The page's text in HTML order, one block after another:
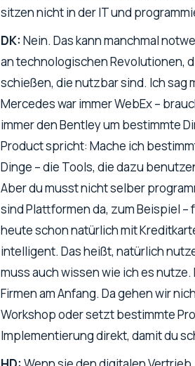
sitzen nicht in der IT und
DK: Nein. Das kann manchmal
an technologischen Revolutionen,
schießen, die nutzbar sind. Ich sag
Mercedes war immer WebEx –
immer den Bentley um bestimmte
Product spricht: Mache ich
Dinge – die Tools, die dazu
Aber du musst nicht selber
sind Plattformen da, zum Beispiel –
heute schon natürlich mit
intelligent. Das heißt, natürlich
muss auch wissen wie ich es
Firmen am Anfang. Da gehen wir
Workshop oder setzt bestimmte
Implementierung direkt, damit du